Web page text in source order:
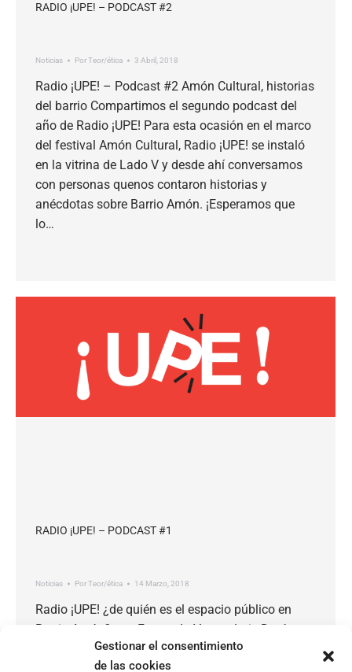
Gestionar el consentimiento
de las cookies
RADIO ¡UPE! – PODCAST #2
Noticias PorTeor/ética 3 Abril, 2018
Radio ¡UPE! – Podcast #2 Amón Cultural, historias
del barrio Compartimos el segundo podcast del
año de Radio ¡UPE! Para esta ocasión en el marco
del festival Amón Cultural, Radio ¡UPE! se instaló
en la vitrina de Lado V y desde ahí conversamos
con personas quenos contaron historias y
anécdotas sobre Barrio Amón. ¡Esperamos que
lo…
RADIO ¡UPE! – PODCAST #1
Noticias PorTeor/ética 14 Marzo, 2018
Radio ¡UPE! ¿de quién es el espacio público en
Barrio Amón? con Fernando Vega y Luis Durán
Compartimos el primer podcast del año de Radio
¡UPE! – un proyecto que desarrolla TEOR/éTica en